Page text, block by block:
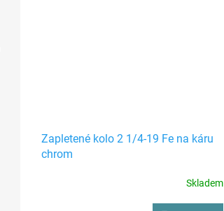
Zapletené kolo 2 1/4-19 Fe na káru
chrom
Skladem